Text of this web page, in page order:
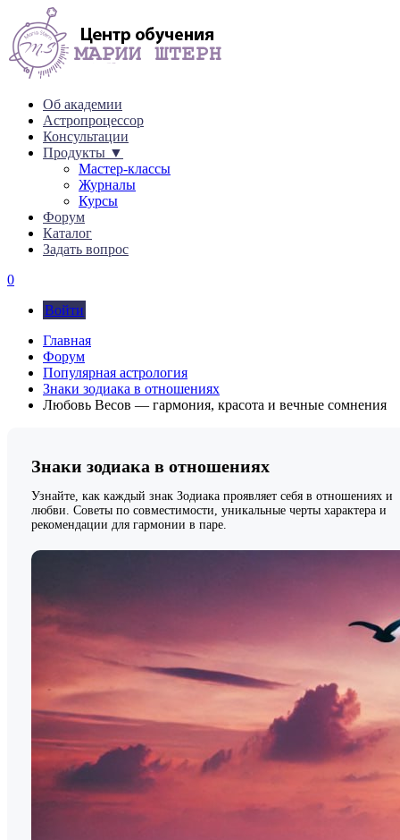
Об академии
Астропроцессор
Консультации
Продукты ▼
Мастер-классы
Журналы
Курсы
Форум
Каталог
Задать вопрос
0
Войти
Главная
Форум
Популярная астрология
Знаки зодиака в отношениях
Любовь Весов — гармония, красота и вечные сомнения
Знаки зодиака в отношениях
Узнайте, как каждый знак Зодиака проявляет себя в отношениях и
любви. Советы по совместимости, уникальные черты характера и
рекомендации для гармонии в паре.